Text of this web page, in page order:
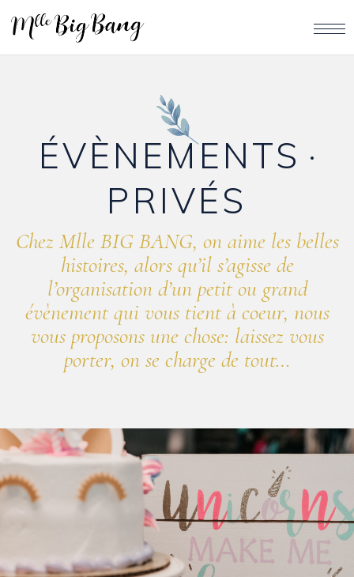
ÉVÈNEMENTS
PRIVÉS
Chez Mlle BIG BANG, on aime les belles
histoires, alors qu’il s’agisse de
l’organisation d’un petit ou grand
évènement qui vous tient à coeur, nous
vous proposons une chose: laissez vous
porter, on se charge de tout…